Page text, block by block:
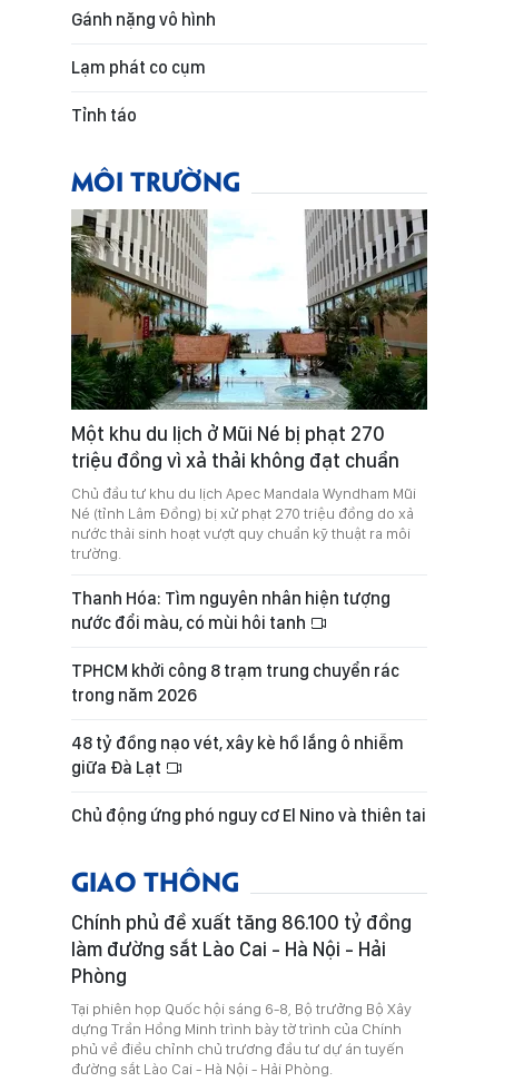
Gánh nặng vô hình
Lạm phát co cụm
Tỉnh táo
MÔI TRƯỜNG
Một khu du lịch ở Mũi Né bị phạt 270
triệu đồng vì xả thải không đạt chuẩn
Chủ đầu tư khu du lịch Apec Mandala Wyndham Mũi
Né (tỉnh Lâm Đồng) bị xử phạt 270 triệu đồng do xả
nước thải sinh hoạt vượt quy chuẩn kỹ thuật ra môi
trường.
Thanh Hóa: Tìm nguyên nhân hiện tượng
nước đổi màu, có mùi hôi tanh
TPHCM khởi công 8 trạm trung chuyển rác
trong năm 2026
48 tỷ đồng nạo vét, xây kè hồ lắng ô nhiễm
giữa Đà Lạt
Chủ động ứng phó nguy cơ El Nino và thiên tai
GIAO THÔNG
Chính phủ đề xuất tăng 86.100 tỷ đồng
làm đường sắt Lào Cai - Hà Nội - Hải
Phòng
Tại phiên họp Quốc hội sáng 6-8, Bộ trưởng Bộ Xây
dựng Trần Hồng Minh trình bày tờ trình của Chính
phủ về điều chỉnh chủ trương đầu tư dự án tuyến
đường sắt Lào Cai - Hà Nội - Hải Phòng.